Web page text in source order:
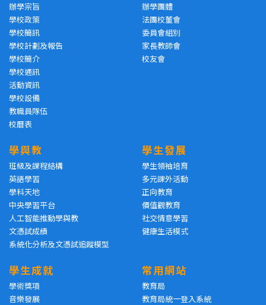
辦學宗旨
學校政策
學校簡訊
學校計劃及報告
學校簡介
學校通訊
活動資訊
學校設備
教職員隊伍
校曆表
辦學團體
法團校董會
委員會組別
家長教師會
校友會
學與教
班級及課程結構
英語學習
學科天地
中央學習平台
人工智能推動學與教
文憑試成績
系統化分析及文憑試追蹤模型
學生發展
學生領袖培育
多元課外活動
正向教育
價值觀教育
社交情意學習
健康生活模式
學生成就
學術獎項
音樂發展
常用網站
教育局
教育局統一登入系統